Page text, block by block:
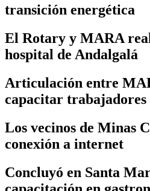
transición energética
El Rotary y MARA
hospital de Andalgalá
Articulación entre
capacitar trabajadores
Los vecinos de Minas
conexión a internet
Concluyó en Santa